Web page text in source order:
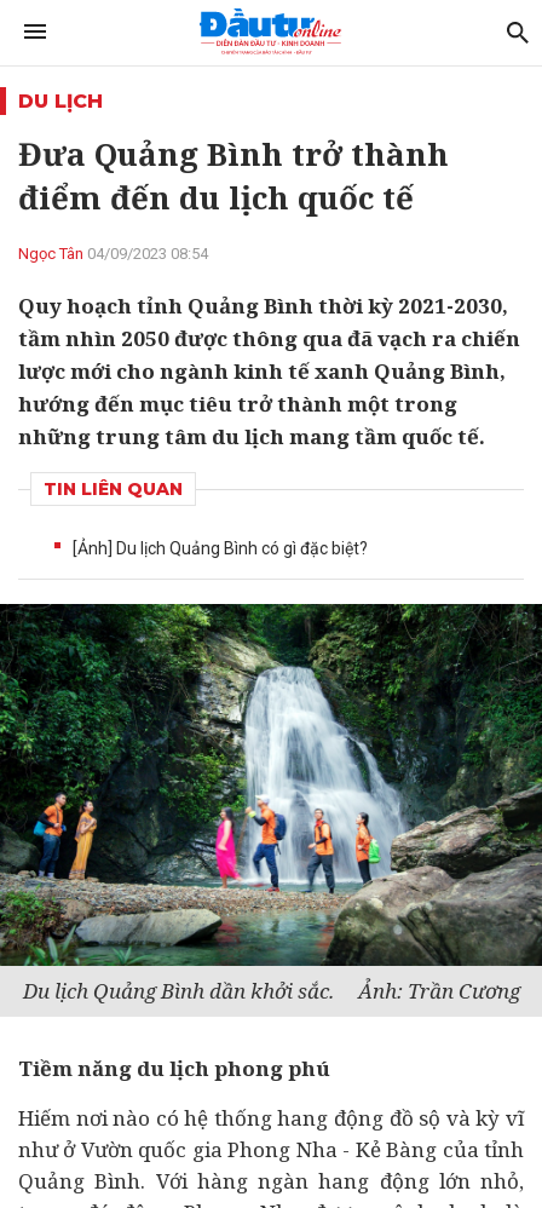
DU LỊCH
Đưa Quảng Bình trở thành
điểm đến du lịch quốc tế
Ngọc Tân 04/09/2023 08:54
Quy hoạch tỉnh Quảng Bình thời kỳ 2021-2030,
tầm nhìn 2050 được thông qua đã vạch ra chiến
lược mới cho ngành kinh tế xanh Quảng Bình,
hướng đến mục tiêu trở thành một trong
những trung tâm du lịch mang tầm quốc tế.
TIN LIÊN QUAN
[Ảnh] Du lịch Quảng Bình có gì đặc biệt?
Du lịch Quảng Bình dần khởi sắc. Ảnh: Trần Cương
Tiềm năng du lịch phong phú
Hiếm nơi nào có hệ thống hang động đồ sộ và kỳ vĩ
như ở Vườn quốc gia Phong Nha - Kẻ Bàng của tỉnh
Quảng Bình. Với hàng ngàn hang động lớn nhỏ,